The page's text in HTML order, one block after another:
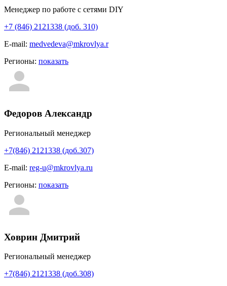
Менеджер по работе с сетями DIY
+7 (846) 2121338 (доб. 310)
E-mail: medvedeva@mkrovlya.r
Регионы: показать
Федоров Александр
Региональный менеджер
+7(846) 2121338 (доб.307)
E-mail: reg-u@mkrovlya.ru
Регионы: показать
Ховрин Дмитрий
Региональный менеджер
+7(846) 2121338 (доб.308)